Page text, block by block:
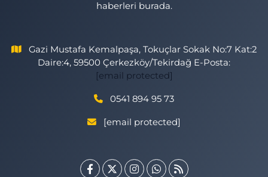
haberleri burada.
Gazi Mustafa Kemalpaşa, Tokuçlar Sokak No:7 Kat:2
Daire:4, 59500 Çerkezköy/Tekirdağ E-Posta:
[email protected]
0541 894 95 73
[email protected]